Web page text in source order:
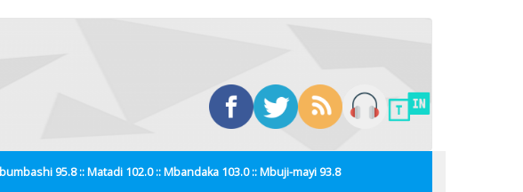
95.8 :: Matadi 102.0 :: Mbandaka 103.0 :: Mbuji-mayi 93.8